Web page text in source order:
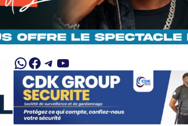
WhatsApp
Facebook
Telegram
YouTube